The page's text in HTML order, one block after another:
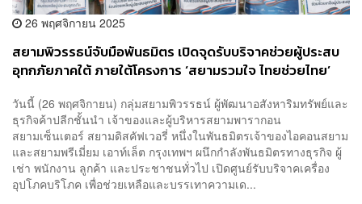
26 พฤศจิกายน 2025
สยามพิวรรธน์จับมือพันธมิตร เปิดจุดรับบริจาคช่วยผู้ประสบ
อุทกภัยภาคใต้ ภายใต้โครงการ ‘สยามรวมใจ ไทยช่วยไทย’
วันนี้ (26 พฤศจิกายน) กลุ่มสยามพิวรรธน์ ผู้พัฒนาอสังหาริมทรัพย์และ
ธุรกิจค้าปลีกชั้นนำ เจ้าของและผู้บริหารสยามพารากอน
สยามเซ็นเตอร์ สยามดิสคัฟเวอรี่ หนึ่งในพันธมิตรเจ้าของไอคอนสยาม
และสยามพรีเมี่ยม เอาท์เล็ต กรุงเทพฯ ผนึกกำลังพันธมิตรทางธุรกิจ ผู้
เช่า พนักงาน ลูกค้า และประชาชนทั่วไป เปิดศูนย์รับบริจาคเครื่อง
อุปโภคบริโภค เพื่อช่วยเหลือและบรรเทาความเด...